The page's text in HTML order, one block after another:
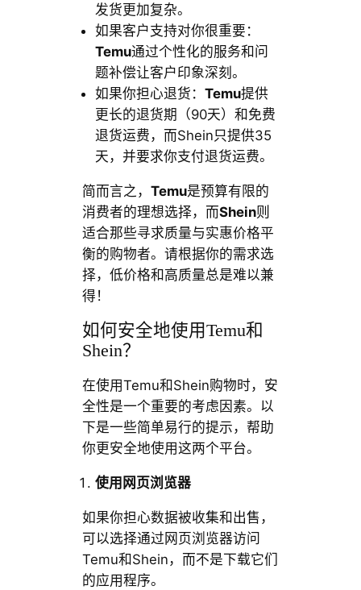
发货更加复杂。
如果客户支持对你很重要：
Temu通过个性化的服务和问
题补偿让客户印象深刻。
如果你担心退货： Temu提供
更长的退货期（90天）和免费
退货运费，而Shein只提供35
天，并要求你支付退货运费。
简而言之， Temu是预算有限的
消费者的理想选择，而Shein则
适合那些寻求质量与实惠价格平
衡的购物者。请根据你的需求选
择，低价格和高质量总是难以兼
得！
如何安全地使用Temu和
Shein？
在使用Temu和Shein购物时，安
全性是一个重要的考虑因素。以
下是一些简单易行的提示，帮助
你更安全地使用这两个平台。
使用网页浏览器
如果你担心数据被收集和出售，
可以选择通过网页浏览器访问
Temu和Shein，而不是下载它们
的应用程序。